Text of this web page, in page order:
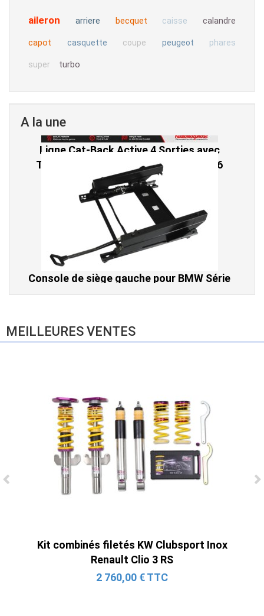
aileron arriere becquet caisse calandre
capot casquette coupe peugeot phares
super turbo
A la une
Ligne Cat-Back Active 4 Sorties avec
Tube en H pour Ford Mustang GT & V6
(2015-2023)
Console de siège gauche pour BMW Série
3 E46 (hors Cabriolet et CSL) et BMW X3
E83 (2004-2010)
MEILLEURES VENTES
Kit combinés filetés KW Clubsport Inox
Renault Clio 3 RS
2 760,00 € TTC